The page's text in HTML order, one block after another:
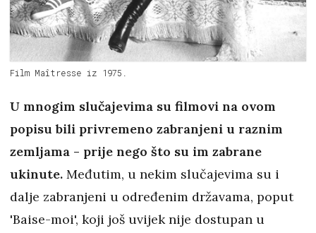
Film Maîtresse iz 1975.
U mnogim slučajevima su filmovi na ovom
popisu bili privremeno zabranjeni u raznim
zemljama - prije nego što su im zabrane
ukinute. Međutim, u nekim slučajevima su i
dalje zabranjeni u određenim državama, poput
'Baise-moi', koji još uvijek nije dostupan u